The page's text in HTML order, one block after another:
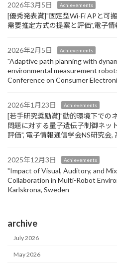
2026年3月5日 Achievements
[優秀発表賞]"固定型Wi-Fi APと可
需要推定方式の提案と評価",電子
2026年2月5日 Achievements
"Adaptive path planning with
environmental measurement
Conference on Consumer
2026年1月23日 Achievements
[若手研究奨励賞]"動的環境下での
問題に対する量子遺伝子制御ネッ
評価", 電子情報通信学会NS研究会,
2025年12月3日 Achievements
"Impact of Visual, Auditory, and
Collaboration in Multi-Robot
Karlskrona, Sweden
archive
July 2026
May 2026